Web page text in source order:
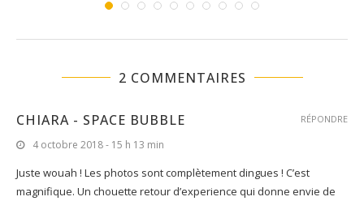
2 COMMENTAIRES
CHIARA - SPACE BUBBLE
4 octobre 2018 - 15 h 13 min
Juste wouah ! Les photos sont complètement dingues ! C’est
magnifique. Un chouette retour d’experience qui donne envie de
RÉPONDRE